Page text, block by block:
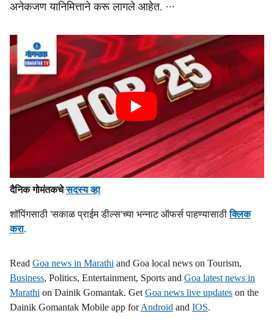
अनेकजण यानिमित्ताने करू लागले आहेत. ∙∙∙
दैनिक गोमंतकचेसदस्य व्हा
शॉपिंगसाठी 'सकाळ प्राईम डील्स'च्या भन्नाट ऑफर्स पाहण्यासाठीक्लिक
करा.
Read Goa news in Marathi and Goa local news on Tourism,
Business, Politics, Entertainment, Sports and Goa latest news in
Marathi on Dainik Gomantak. Get Goa news live updates on the
Dainik Gomantak Mobile app forAndroid and IOS.